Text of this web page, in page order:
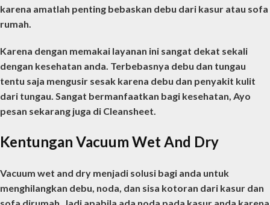
karena amatlah penting bebaskan debu dari kasur atau sofa
rumah.
Karena dengan memakai layanan ini sangat dekat sekali
dengan kesehatan anda. Terbebasnya debu dan tungau
tentu saja mengusir sesak karena debu dan penyakit kulit
dari tungau. Sangat bermanfaatkan bagi kesehatan, Ayo
pesan sekarang juga di Cleansheet.
Kentungan Vacuum Wet And Dry
Vacuum wet and dry menjadi solusi bagi anda untuk
menghilangkan debu, noda, dan sisa kotoran dari kasur dan
sofa dirumah. Jadi apabila ada noda pada kasur anda karena